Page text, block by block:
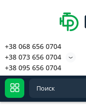
+38 068 656 0704
+38 073 656 0704
+38 095 656 0704